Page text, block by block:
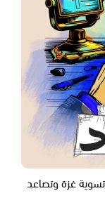
غزة وتصاعد